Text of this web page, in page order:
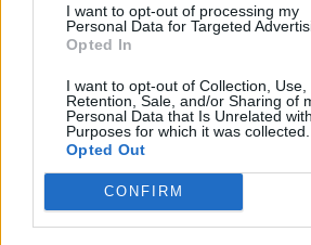
I want to opt-out of processing my
Personal Data for Targeted
Opted In
I want to opt-out of Collection, Use,
Retention, Sale, and/or Sharing of
Personal Data that Is Unrelated
Purposes for which it was collected.
Opted Out
CONFIRM